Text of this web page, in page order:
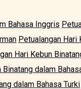
Bahasa Inggris
Petualangan Hari
Hari Kebun
Binatang dalam
dalam Bahasa Turki